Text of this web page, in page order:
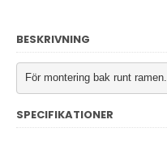
BESKRIVNING
För montering bak runt ramen.
SPECIFIKATIONER